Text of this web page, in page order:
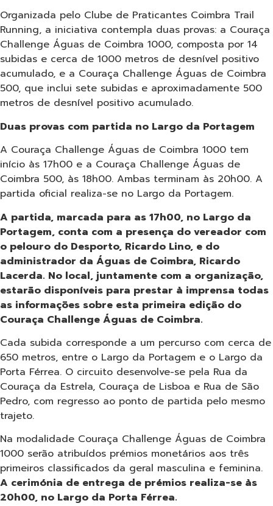
Organizada pelo Clube de Praticantes Coimbra Trail
Running, a iniciativa contempla duas provas: a Couraça
Challenge Águas de Coimbra 1000, composta por 14
subidas e cerca de 1000 metros de desnível positivo
acumulado, e a Couraça Challenge Águas de Coimbra
500, que inclui sete subidas e aproximadamente 500
metros de desnível positivo acumulado.
Duas provas com partida no Largo da Portagem
A Couraça Challenge Águas de Coimbra 1000 tem
início às 17h00 e a Couraça Challenge Águas de
Coimbra 500, às 18h00. Ambas terminam às 20h00. A
partida oficial realiza-se no Largo da Portagem.
A partida, marcada para as 17h00, no Largo da
Portagem, conta com a presença do vereador com
o pelouro do Desporto, Ricardo Lino, e do
administrador da Águas de Coimbra, Ricardo
Lacerda. No local, juntamente com a organização,
estarão disponíveis para prestar à imprensa todas
as informações sobre esta primeira edição do
Couraça Challenge Águas de Coimbra.
Cada subida corresponde a um percurso com cerca de
650 metros, entre o Largo da Portagem e o Largo da
Porta Férrea. O circuito desenvolve-se pela Rua da
Couraça da Estrela, Couraça de Lisboa e Rua de São
Pedro, com regresso ao ponto de partida pelo mesmo
trajeto.
Na modalidade Couraça Challenge Águas de Coimbra
1000 serão atribuídos prémios monetários aos três
primeiros classificados da geral masculina e feminina.
A cerimónia de entrega de prémios realiza-se às
20h00, no Largo da Porta Férrea.